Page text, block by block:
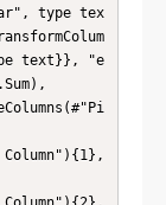
type tex
text}}, "e